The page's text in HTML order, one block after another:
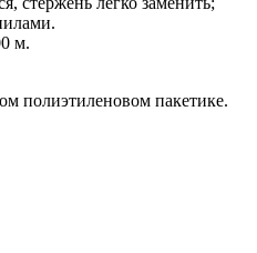
м.
полиэтиленовом пакетике.